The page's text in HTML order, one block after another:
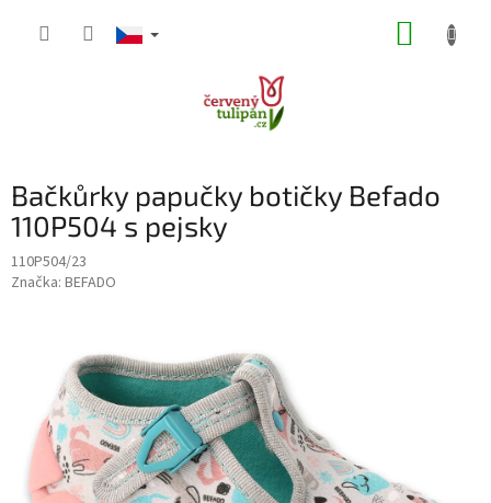
Bačkůrky papučky botičky Befado
110P504 s pejsky
110P504/23
Značka: BEFADO